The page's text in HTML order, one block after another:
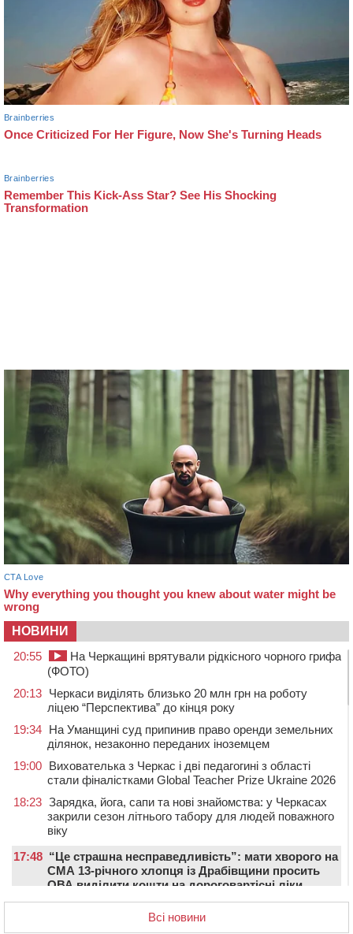
НОВИНИ
20:55
На Черкащині врятували рідкісного чорного грифа
(ФОТО)
20:13 Черкаси виділять близько 20 млн грн на роботу
ліцею “Перспектива” до кінця року
19:34 На Уманщині суд припинив право оренди земельних
ділянок, незаконно переданих іноземцем
19:00 Вихователька з Черкас і дві педагогині з області
стали фіналістками Global Teacher Prize Ukraine 2026
18:23 Зарядка, йога, сапи та нові знайомства: у Черкасах
закрили сезон літнього табору для людей поважного
віку
17:48 “Це страшна несправедливість”: мати хворого на
СМА 13-річного хлопця із Драбівщини просить
ОВА виділити кошти на дороговартісні ліки
На Уманщині судитимуть колишню очільницю відділу
освіти через закупівлю електрики за завищеною
Всі новини